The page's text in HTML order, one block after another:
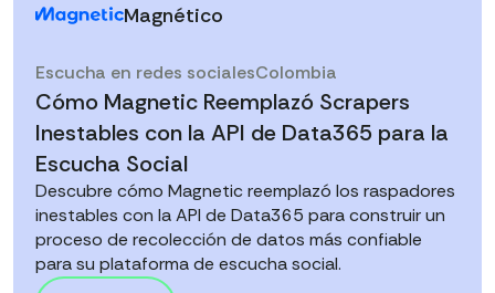
Cómo Magnetic Reemplazó Scrapers
Inestables con la API de Data365 para la
Escucha Social
Descubre cómo Magnetic reemplazó los raspadores
inestables con la API de Data365 para construir un
proceso de recolección de datos más confiable
para su plataforma de escucha social.
Magnético
Escucha en redes socialesColombia